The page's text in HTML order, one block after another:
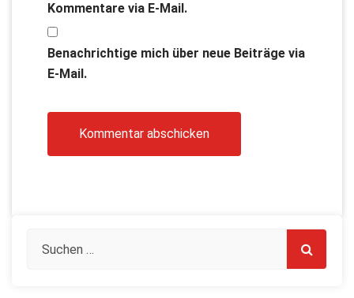
Kommentare via E-Mail.
Benachrichtige mich über neue Beiträge via
E-Mail.